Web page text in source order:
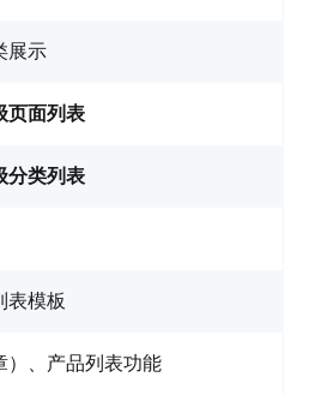
展示
页面列表
分类列表
表模板
）、产品列表功能